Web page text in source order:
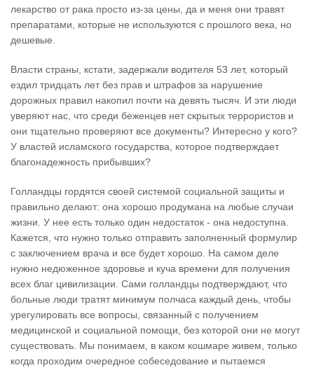
лекарство от рака просто из-за цены, да и меня они травят
препаратами, которые не используются с прошлого века, но
дешевые.
Власти страны, кстати, задержали водителя 53 лет, который
ездил тридцать лет без прав и штрафов за нарушение
дорожных правил накопил почти на девять тысяч. И эти люди
уверяют нас, что среди беженцев нет скрытых террористов и
они тщательно проверяют все документы? Интересно у кого?
У властей исламского государства, которое подтверждает
благонадежность прибывших?
Голландцы гордятся своей системой социальной защиты и
правильно делают: она хорошо продумана на любые случаи
жизни. У нее есть только один недостаток - она недоступна.
Кажется, что нужно только отправить заполненный формулир
с заключением врача и все будет хорошо. На самом деле
нужно недюженное здоровье и куча времени для получения
всех благ цивилизации. Сами голландцы подтверждают, что
больные люди тратят минимум полчаса каждый день, чтобы
урегулировать все вопросы, связанный с получением
медицинской и социальной помощи, без которой они не могут
существовать. Мы понимаем, в каком кошмаре живем, только
когда проходим очередное собеседование и пытаемся